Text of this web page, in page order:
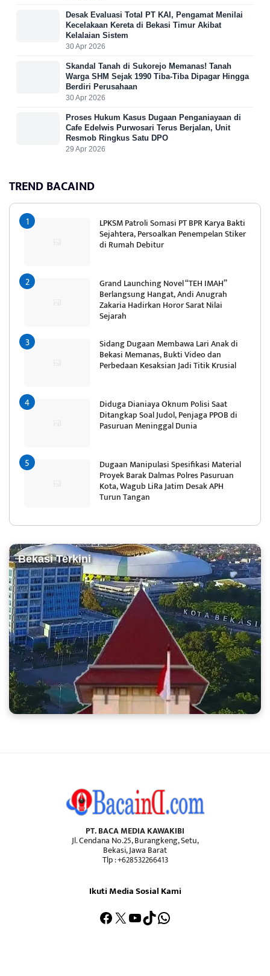
Desak Evaluasi Total PT KAI, Pengamat Menilai
Kecelakaan Kereta di Bekasi Timur Akibat
Kelalaian Sistem
30 Apr 2026
Skandal Tanah di Sukorejo Memanas! Tanah
Warga SHM Sejak 1990 Tiba-Tiba Dipagar Hingga
Berdiri Perusahaan
30 Apr 2026
Proses Hukum Kasus Dugaan Penganiayaan di
Cafe Edelwis Purwosari Terus Berjalan, Unit
Resmob Ringkus Satu DPO
29 Apr 2026
TREND BACAIND
LPKSM Patroli Somasi PT BPR Karya Bakti
Sejahtera, Persoalkan Penempelan Stiker
di Rumah Debitur
Grand Launching Novel “TEH IMAH”
Berlangsung Hangat, Andi Anugrah
Zakaria Hadirkan Horor Sarat Nilai
Sejarah
Sidang Dugaan Membawa Lari Anak di
Bekasi Memanas, Bukti Video dan
Perbedaan Kesaksian Jadi Titik Krusial
Diduga Dianiaya Oknum Polisi Saat
Ditangkap Soal Judol, Penjaga PPOB di
Pasuruan Meninggal Dunia
Dugaan Manipulasi Spesifikasi Material
Proyek Barak Dalmas Polres Pasuruan
Kota, Wagub LiRa Jatim Desak APH
Turun Tangan
Bekasi Terkini
PT. BACA MEDIA KAWAKIBI
Jl. Cendana No.25, Burangkeng, Setu,
Bekasi, Jawa Barat
Tlp : +628532266413
Ikuti Media Sosial Kami
Facebook
X YouTube
TikTokWhatsApp